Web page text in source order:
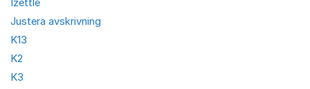
Izettle
Justera avskrivning
K13
K2
K3